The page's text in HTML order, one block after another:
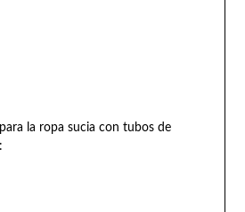
la ropa sucia con tubos de